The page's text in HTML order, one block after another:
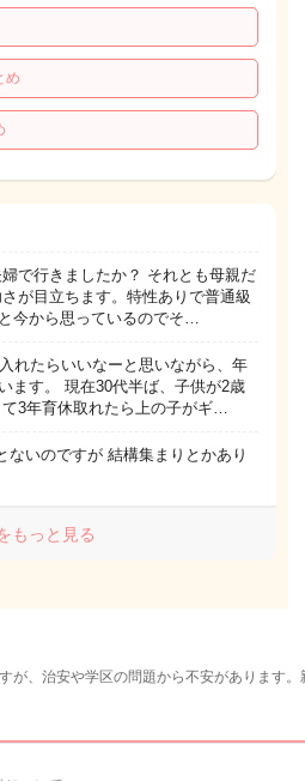
め
で行きましたか？ それとも母親だ
が目立ちます。特性ありで普通級
今から思っているのでそ…
れたらいいなーと思いながら、年
ます。 現在30代半ば、子供が2歳
3年育休取れたら上の子がギ…
いのですが 結構集まりとかあり
もっと見る
、治安や学区の問題から不安があります。